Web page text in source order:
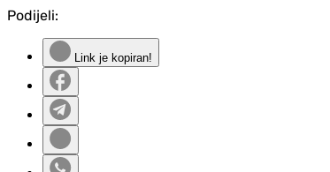
Podijeli:
Link je kopiran!